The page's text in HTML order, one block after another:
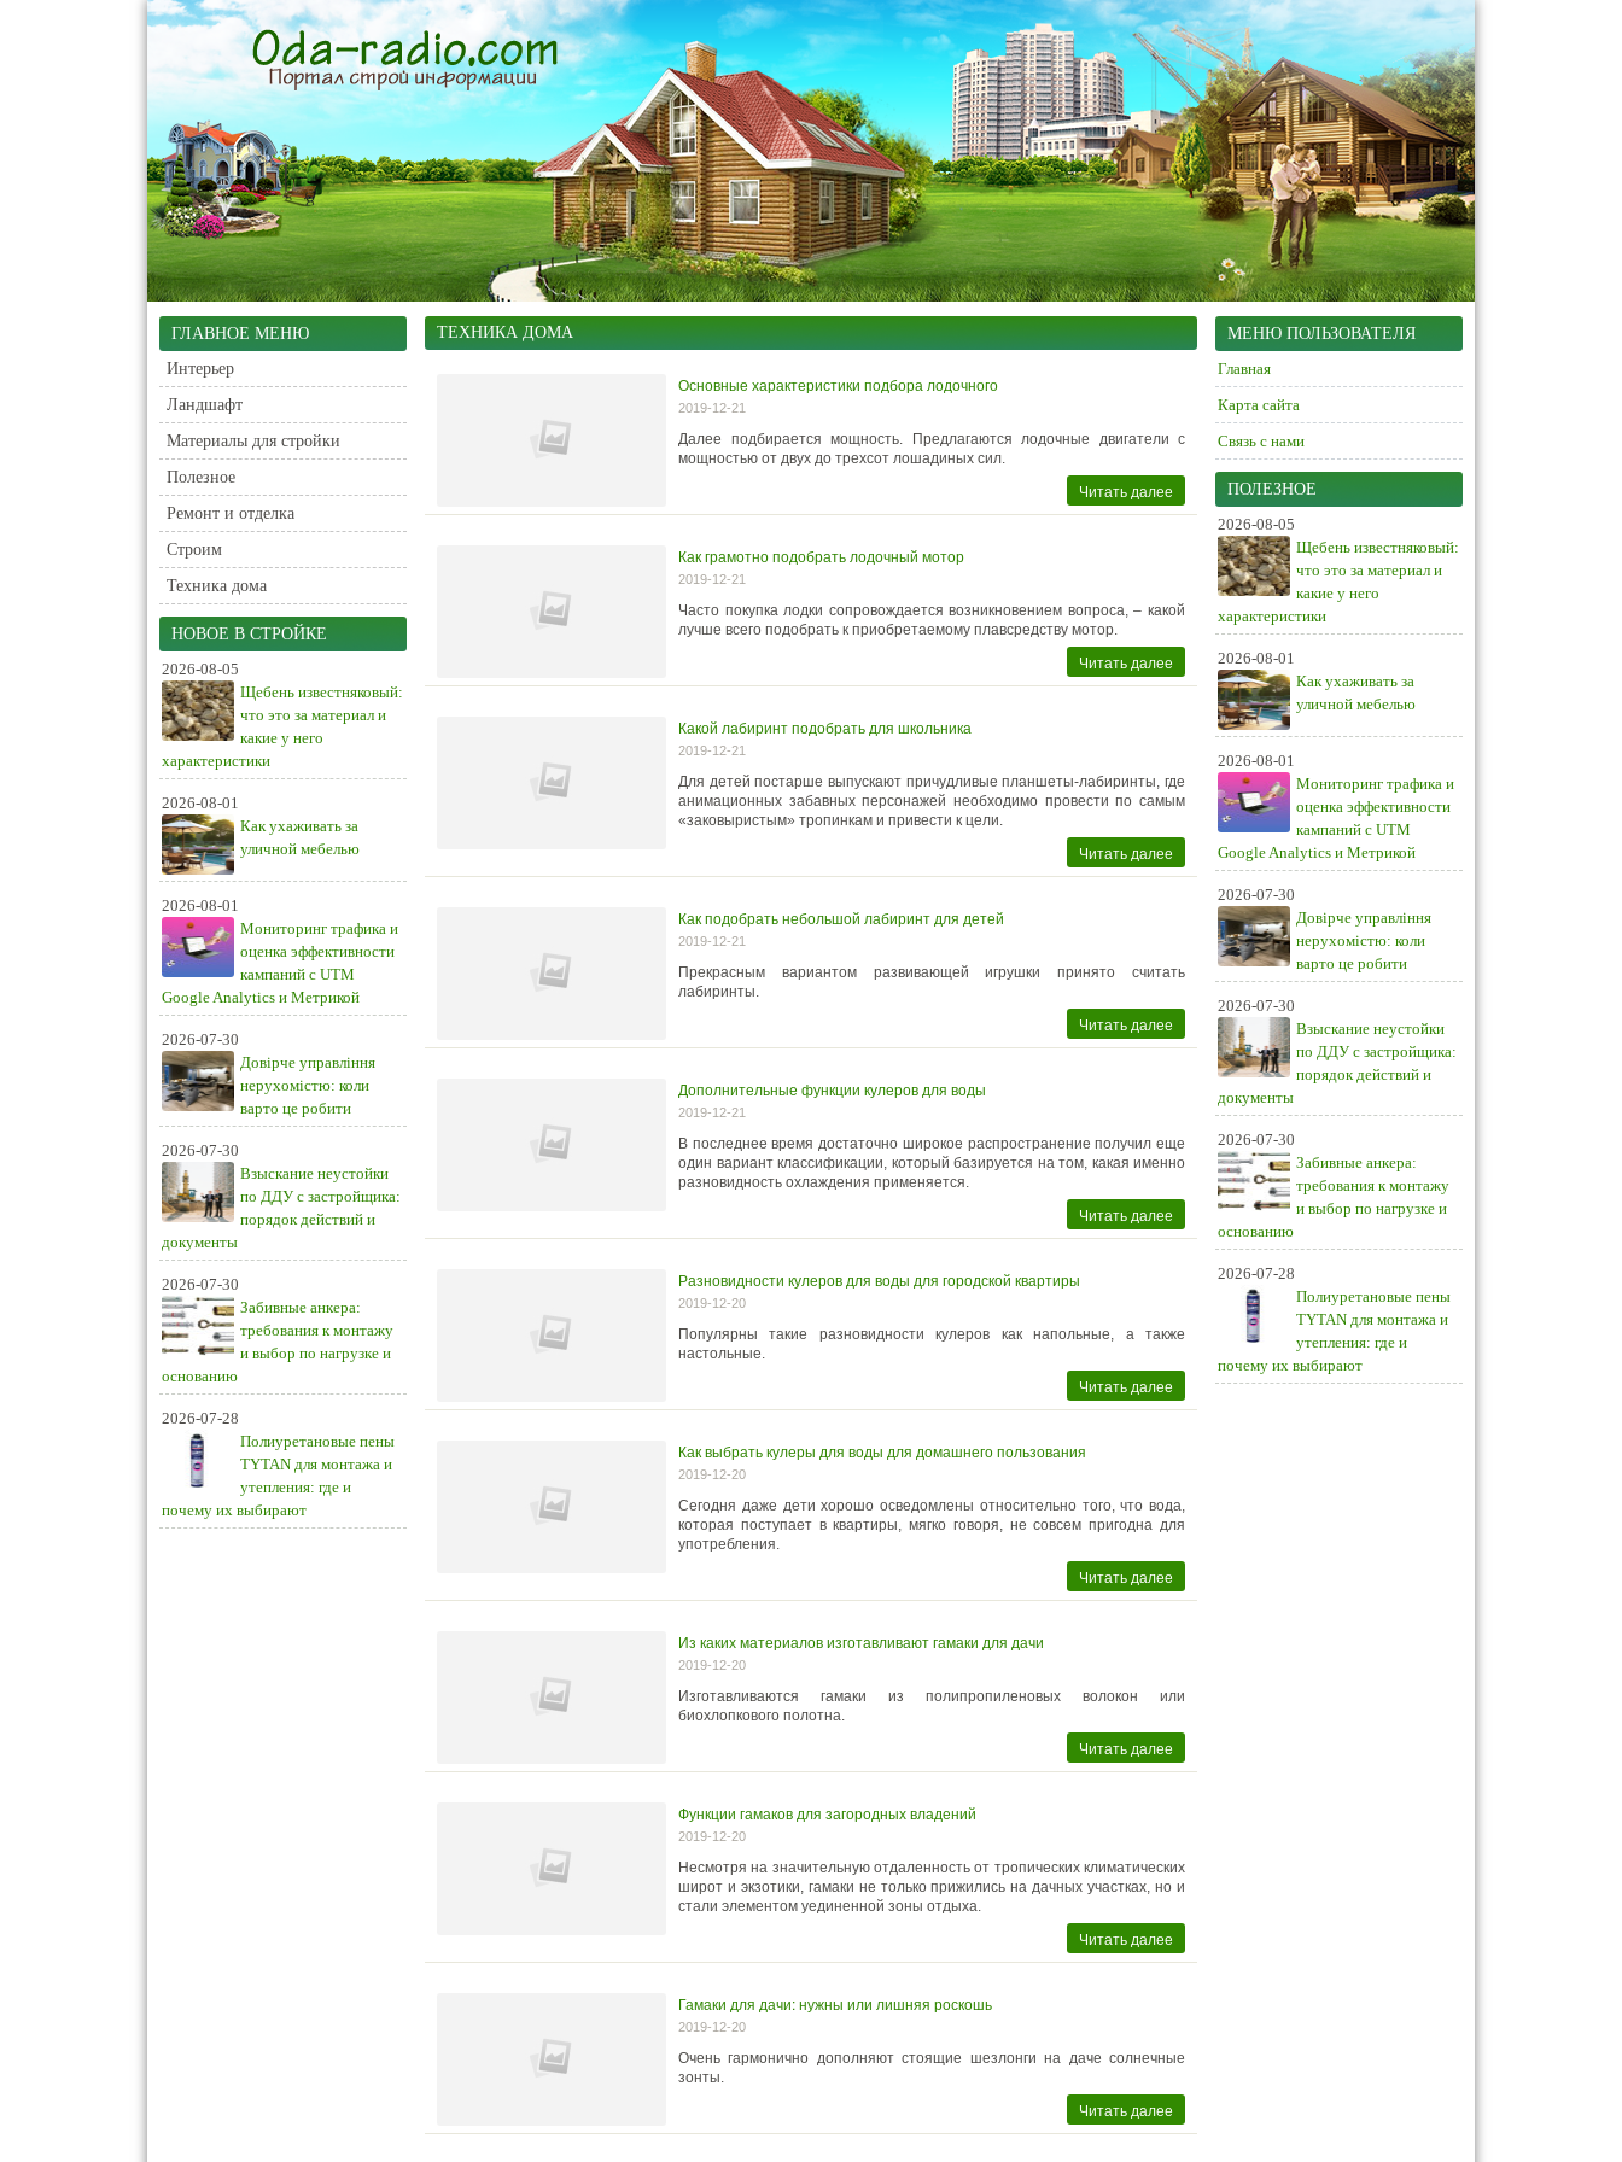
ГЛАВНОЕ МЕНЮ
Интерьер
Ландшафт
Материалы для стройки
Полезное
Ремонт и отделка
Строим
Техника дома
НОВОЕ В СТРОЙКЕ
2026-08-05
Щебень известняковый:
что это за материал и
какие у него
характеристики
2026-08-01
Как ухаживать за
уличной мебелью
2026-08-01
Мониторинг трафика и
оценка эффективности
кампаний с UTM
Google Analytics и Метрикой
2026-07-30
Довірче управління
нерухомістю: коли
варто це робити
2026-07-30
Взыскание неустойки
по ДДУ с застройщика:
порядок действий и
документы
2026-07-30
Забивные анкера:
требования к монтажу
и выбор по нагрузке и
основанию
2026-07-28
Полиуретановые пены
TYTAN для монтажа и
утепления: где и
почему их выбирают
ТЕХНИКА ДОМА
Основные характеристики подбора лодочного
2019-12-21
Далее подбирается мощность. Предлагаются лодочные двигатели с
мощностью от двух до трехсот лошадиных сил.
Читать далее
Как грамотно подобрать лодочный мотор
2019-12-21
Часто покупка лодки сопровождается возникновением вопроса, – какой
лучше всего подобрать к приобретаемому плавсредству мотор.
Читать далее
Какой лабиринт подобрать для школьника
2019-12-21
Для детей постарше выпускают причудливые планшеты-лабиринты, где
анимационных забавных персонажей необходимо провести по самым
«заковыристым» тропинкам и привести к цели.
Читать далее
Как подобрать небольшой лабиринт для детей
2019-12-21
Прекрасным вариантом развивающей игрушки принято считать
лабиринты.
Читать далее
Дополнительные функции кулеров для воды
2019-12-21
В последнее время достаточно широкое распространение получил еще
один вариант классификации, который базируется на том, какая именно
разновидность охлаждения применяется.
Читать далее
Разновидности кулеров для воды для городской квартиры
2019-12-20
Популярны такие разновидности кулеров как напольные, а также
настольные.
Читать далее
Как выбрать кулеры для воды для домашнего пользования
2019-12-20
Сегодня даже дети хорошо осведомлены относительно того, что вода,
которая поступает в квартиры, мягко говоря, не совсем пригодна для
употребления.
Читать далее
Из каких материалов изготавливают гамаки для дачи
2019-12-20
Изготавливаются гамаки из полипропиленовых волокон или
биохлопкового полотна.
Читать далее
Функции гамаков для загородных владений
2019-12-20
Несмотря на значительную отдаленность от тропических климатических
широт и экзотики, гамаки не только прижились на дачных участках, но и
стали элементом уединенной зоны отдыха.
Читать далее
Гамаки для дачи: нужны или лишняя роскошь
2019-12-20
Очень гармонично дополняют стоящие шезлонги на даче солнечные
зонты.
Читать далее
МЕНЮ ПОЛЬЗОВАТЕЛЯ
Главная
Карта сайта
Связь с нами
ПОЛЕЗНОЕ
2026-08-05
Щебень известняковый:
что это за материал и
какие у него
характеристики
2026-08-01
Как ухаживать за
уличной мебелью
2026-08-01
Мониторинг трафика и
оценка эффективности
кампаний с UTM
Google Analytics и Метрикой
2026-07-30
Довірче управління
нерухомістю: коли
варто це робити
2026-07-30
Взыскание неустойки
по ДДУ с застройщика:
порядок действий и
документы
2026-07-30
Забивные анкера:
требования к монтажу
и выбор по нагрузке и
основанию
2026-07-28
Полиуретановые пены
TYTAN для монтажа и
утепления: где и
почему их выбирают